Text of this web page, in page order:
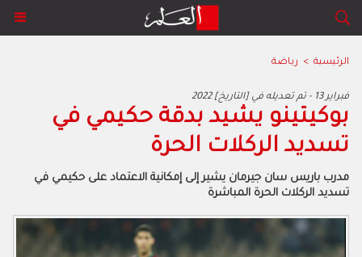
الرئيسية > رياضة
2022 فبراير 13 - تم تعديله في [التاريخ]
بوكيتينو يشيد بدقة حكيمي في
تسديد الركلات الحرة
مدرب باريس سان جيرمان يشير إلى إمكانية الاعتماد على حكيمي في
تسديد الركلات الحرة المباشرة